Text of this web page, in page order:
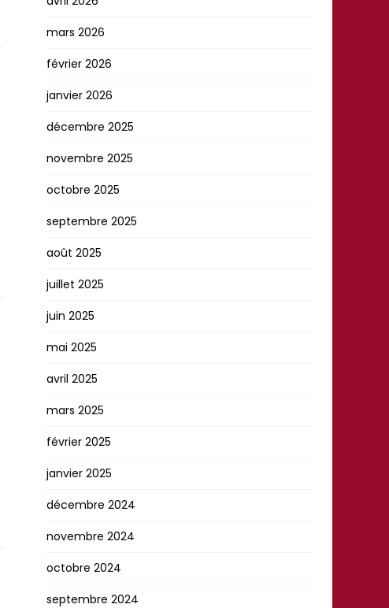
mars 2026
février 2026
janvier 2026
décembre 2025
novembre 2025
octobre 2025
septembre 2025
août 2025
juillet 2025
juin 2025
mai 2025
avril 2025
mars 2025
février 2025
janvier 2025
décembre 2024
novembre 2024
octobre 2024
septembre 2024